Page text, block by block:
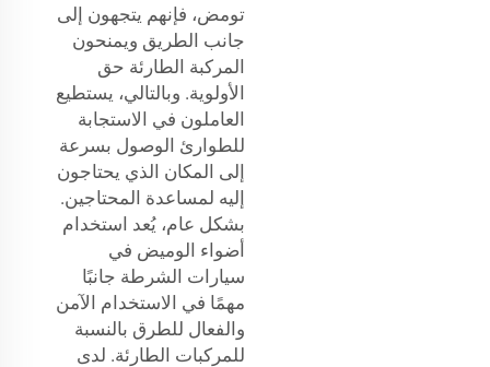
تومض، فإنهم يتجهون إلى
جانب الطريق ويمنحون
المركبة الطارئة حق
الأولوية. وبالتالي، يستطيع
العاملون في الاستجابة
للطوارئ الوصول بسرعة
إلى المكان الذي يحتاجون
إليه لمساعدة المحتاجين.
بشكل عام، يُعد استخدام
أضواء الوميض في
سيارات الشرطة جانبًا
مهمًا في الاستخدام الآمن
والفعال للطرق بالنسبة
للمركبات الطارئة. لدى